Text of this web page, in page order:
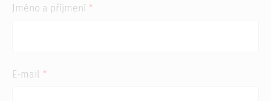
Jméno a příjmení
E-mail